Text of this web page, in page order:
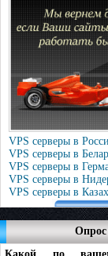
VPS серверы в
VPS серверы в
VPS серверы в
VPS серверы в
VPS серверы в
Опрос